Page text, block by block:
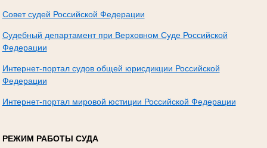
Совет судей Российской Федерации
Судебный департамент при Верховном Суде Российской
Федерации
Интернет-портал судов общей юрисдикции Российской
Федерации
Интернет-портал мировой юстиции Российской Федерации
РЕЖИМ РАБОТЫ СУДА